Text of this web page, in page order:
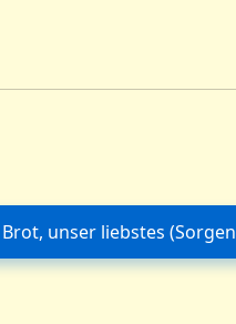
Nächster
Brot, unser liebstes